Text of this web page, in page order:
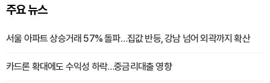
주요 뉴스
서울 아파트 상승거래 57% 돌파…집값 반등, 강남 넘어 외곽까지 확산
카드론 확대에도 수익성 하락…중금리대출 영향